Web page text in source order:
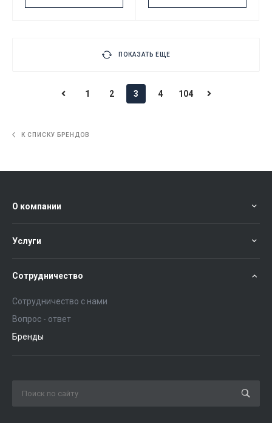
ПОКАЗАТЬ ЕЩЕ
1 2 3 4 104
К СПИСКУ БРЕНДОВ
О компании
Услуги
Сотрудничество
Сотрудничество с нами
Вопрос - ответ
Бренды